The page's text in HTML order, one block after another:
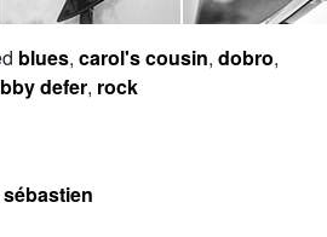
blues, carol's cousin, dobro,
defer, rock
sébastien